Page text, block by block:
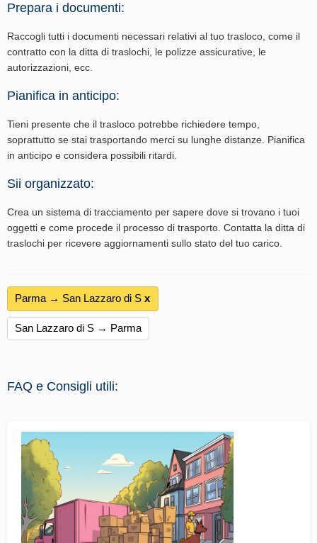
Prepara i documenti:
Raccogli tutti i documenti necessari relativi al tuo trasloco, come il
contratto con la ditta di traslochi, le polizze assicurative, le
autorizzazioni, ecc.
Pianifica in anticipo:
Tieni presente che il trasloco potrebbe richiedere tempo,
soprattutto se stai trasportando merci su lunghe distanze. Pianifica
in anticipo e considera possibili ritardi.
Sii organizzato:
Crea un sistema di tracciamento per sapere dove si trovano i tuoi
oggetti e come procede il processo di trasporto. Contatta la ditta di
traslochi per ricevere aggiornamenti sullo stato del tuo carico.
Parma → San Lazzaro di S х
San Lazzaro di S → Parma
FAQ e Consigli utili: